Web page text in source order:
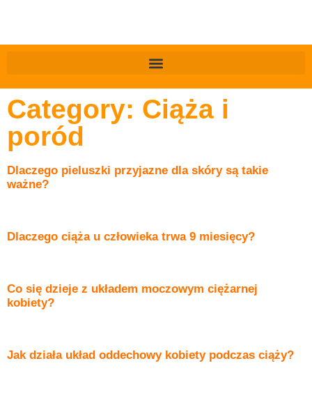
Category: Ciąża i
poród
Dlaczego pieluszki przyjazne dla skóry są takie
ważne?
Dlaczego ciąża u człowieka trwa 9 miesięcy?
Co się dzieje z układem moczowym ciężarnej
kobiety?
Jak działa układ oddechowy kobiety podczas ciąży?